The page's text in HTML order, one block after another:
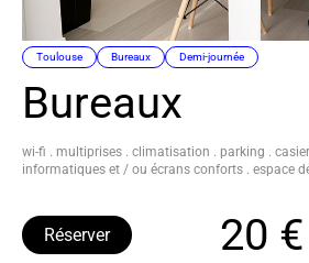
Toulouse Bureaux Demi-journée
Bureaux
wi-fi . multiprises . climatisation . parking .
informatiques et / ou écrans conforts . espace
20 €
Réserver